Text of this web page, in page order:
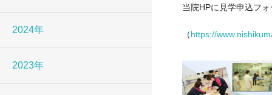
当院HPに見学申込フ
（https://
2024年
2023年